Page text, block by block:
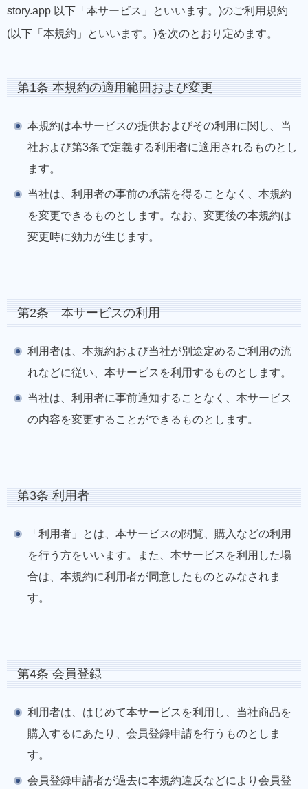
story.app 以下「本サービス」といいます。)のご利用規約
(以下「本規約」といいます。)を次のとおり定めます。
第1条 本規約の適用範囲および変更
本規約は本サービスの提供およびその利用に関し、当
社および第3条で定義する利用者に適用されるものとし
ます。
当社は、利用者の事前の承諾を得ることなく、本規約
を変更できるものとします。なお、変更後の本規約は
変更時に効力が生じます。
第2条 本サービスの利用
利用者は、本規約および当社が別途定めるご利用の流
れなどに従い、本サービスを利用するものとします。
当社は、利用者に事前通知することなく、本サービス
の内容を変更することができるものとします。
第3条 利用者
「利用者」とは、本サービスの閲覧、購入などの利用
を行う方をいいます。また、本サービスを利用した場
合は、本規約に利用者が同意したものとみなされま
す。
第4条 会員登録
利用者は、はじめて本サービスを利用し、当社商品を
購入するにあたり、会員登録申請を行うものとしま
す。
会員登録申請者が過去に本規約違反などにより会員登